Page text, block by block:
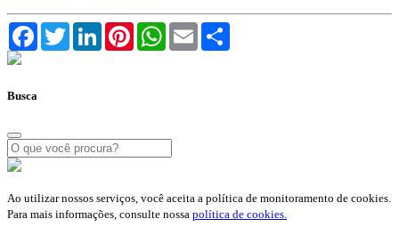
FacebookTwitterLinkedInPinterestWhatsApp
Email
Busca
Ao utilizar nossos serviços, você aceita a política de monitoramento de cookies.
Para mais informações, consulte nossa política de cookies.